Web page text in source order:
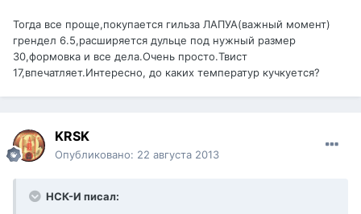
Тогда все проще,покупается гильза ЛАПУА(важный момент)
грендел 6.5,расширяется дульце под нужный размер
30,формовка и все дела.Очень просто.Твист
17,впечатляет.Интересно, до каких температур кучкуется?
KRSK
Опубликовано: 22 августа 2013
НСК-И писал: